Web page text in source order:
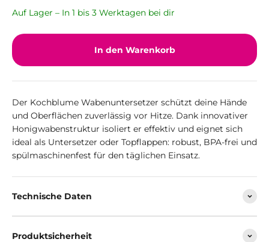
Auf Lager – In 1 bis 3 Werktagen bei dir
In den Warenkorb
Der Kochblume Wabenuntersetzer schützt deine Hände
und Oberflächen zuverlässig vor Hitze. Dank innovativer
Honigwabenstruktur isoliert er effektiv und eignet sich
ideal als Untersetzer oder Topflappen: robust, BPA-frei und
spülmaschinenfest für den täglichen Einsatz.
Technische Daten
Produktsicherheit